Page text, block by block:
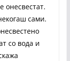
онесвестат.
сами.
со вода и